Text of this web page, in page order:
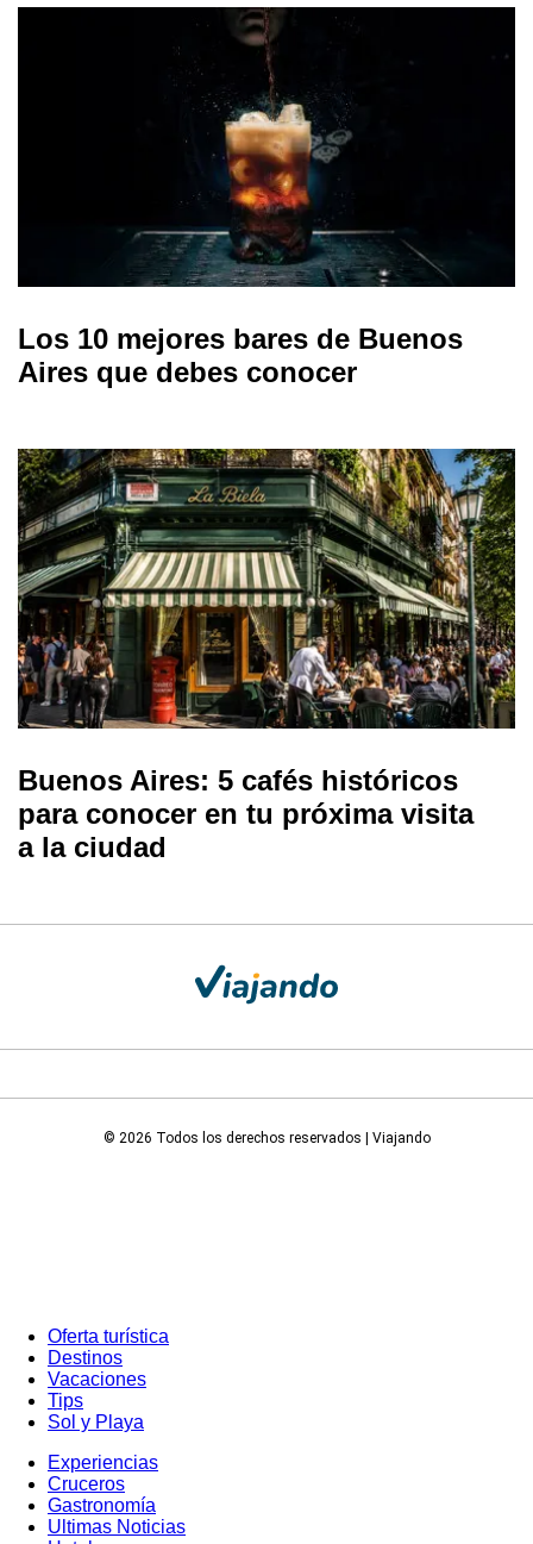
Los 10 mejores bares de Buenos
Aires que debes conocer
Buenos Aires: 5 cafés históricos
para conocer en tu próxima visita
a la ciudad
© 2026 Todos los derechos reservados | Viajando
Oferta turística
Destinos
Vacaciones
Tips
Sol y Playa
Experiencias
Cruceros
Gastronomía
Ultimas Noticias